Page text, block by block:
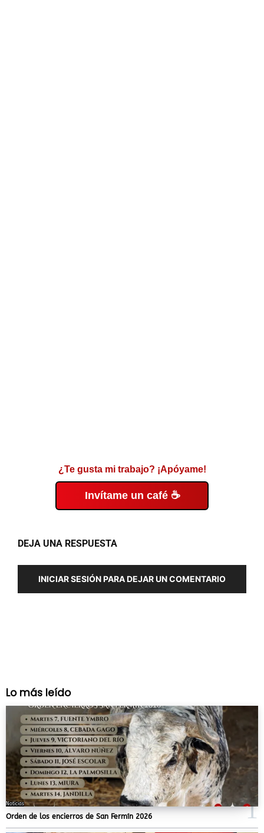
¿Te gusta mi trabajo? ¡Apóyame!
Invítame un café ☕
DEJA UNA RESPUESTA
INICIAR SESIÓN PARA DEJAR UN COMENTARIO
Lo más leído
Noticias
Orden de los encierros de San Fermín 2026